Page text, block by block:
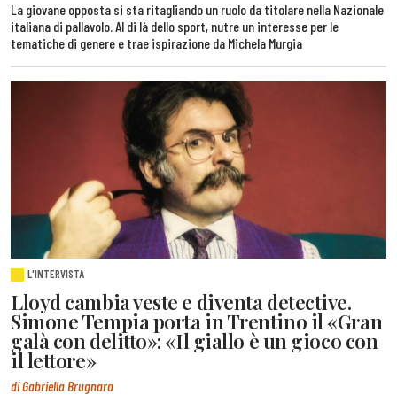
La giovane opposta si sta ritagliando un ruolo da titolare nella Nazionale
italiana di pallavolo. Al di là dello sport, nutre un interesse per le
tematiche di genere e trae ispirazione da Michela Murgia
L'INTERVISTA
Lloyd cambia veste e diventa detective.
Simone Tempia porta in Trentino il «Gran
galà con delitto»: «Il giallo è un gioco con
il lettore»
di Gabriella Brugnara